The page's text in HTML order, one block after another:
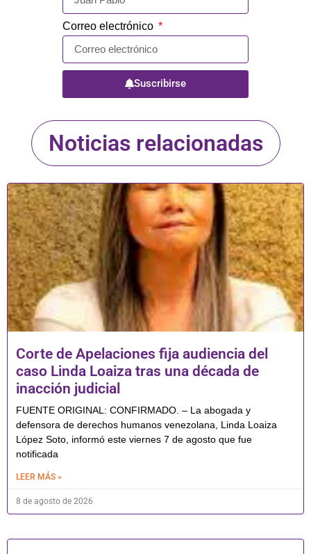
Correo electrónico
Suscribirse
Noticias relacionadas
Corte de Apelaciones fija audiencia del
caso Linda Loaiza tras una década de
inacción judicial
FUENTE ORIGINAL: CONFIRMADO. – La abogada y
defensora de derechos humanos venezolana, Linda Loaiza
López Soto, informó este viernes 7 de agosto que fue
notificada
LEER MÁS »
8 de agosto de 2026